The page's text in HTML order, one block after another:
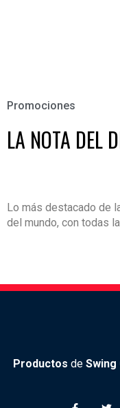
Promociones
LA NOTA DEL
Lo más destacado de
del mundo, con todas
Productos de Swing
F
T